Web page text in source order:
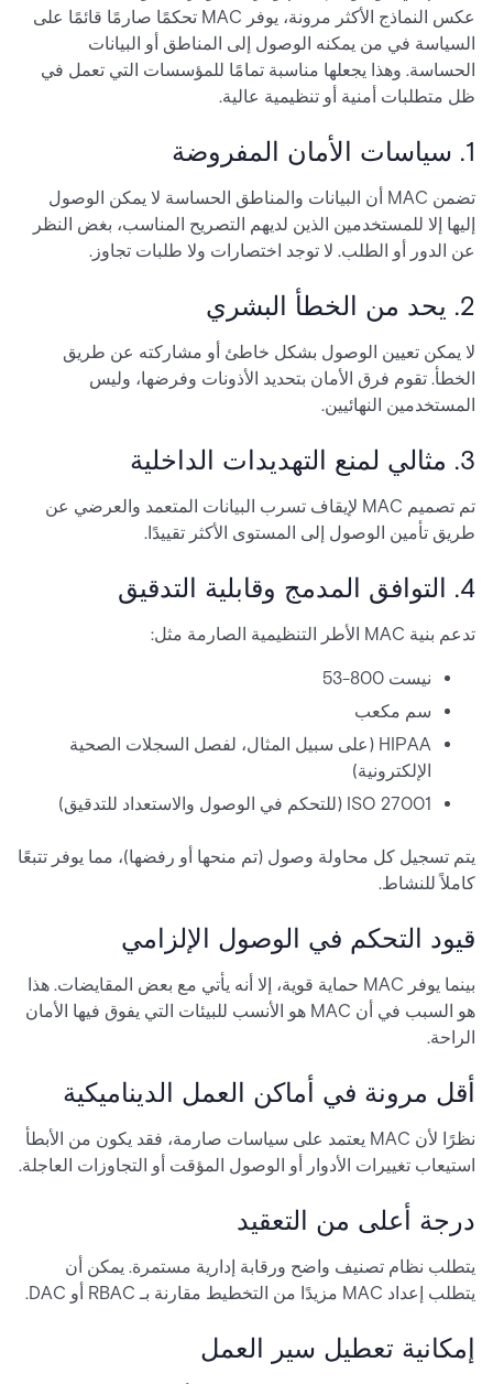
عكس النماذج الأكثر مرونة، يوفر MAC تحكمًا صارمًا قائمًا على
السياسة في من يمكنه الوصول إلى المناطق أو البيانات
الحساسة. وهذا يجعلها مناسبة تمامًا للمؤسسات التي تعمل في
ظل متطلبات أمنية أو تنظيمية عالية.
1. سياسات الأمان المفروضة
تضمن MAC أن البيانات والمناطق الحساسة لا يمكن الوصول
إليها إلا للمستخدمين الذين لديهم التصريح المناسب، بغض النظر
عن الدور أو الطلب. لا توجد اختصارات ولا طلبات تجاوز.
2. يحد من الخطأ البشري
لا يمكن تعيين الوصول بشكل خاطئ أو مشاركته عن طريق
الخطأ. تقوم فرق الأمان بتحديد الأذونات وفرضها، وليس
المستخدمين النهائيين.
3. مثالي لمنع التهديدات الداخلية
تم تصميم MAC لإيقاف تسرب البيانات المتعمد والعرضي عن
طريق تأمين الوصول إلى المستوى الأكثر تقييدًا.
4. التوافق المدمج وقابلية التدقيق
تدعم بنية MAC الأطر التنظيمية الصارمة مثل:
نيست 800-53
سم مكعب
HIPAA (على سبيل المثال، لفصل السجلات الصحية
الإلكترونية)
ISO 27001 (للتحكم في الوصول والاستعداد للتدقيق)
يتم تسجيل كل محاولة وصول (تم منحها أو رفضها)، مما يوفر تتبعًا
كاملاً للنشاط.
قيود التحكم في الوصول الإلزامي
بينما يوفر MAC حماية قوية، إلا أنه يأتي مع بعض المقايضات. هذا
هو السبب في أن MAC هو الأنسب للبيئات التي يفوق فيها الأمان
الراحة.
أقل مرونة في أماكن العمل الديناميكية
نظرًا لأن MAC يعتمد على سياسات صارمة، فقد يكون من الأبطأ
استيعاب تغييرات الأدوار أو الوصول المؤقت أو التجاوزات العاجلة.
درجة أعلى من التعقيد
يتطلب نظام تصنيف واضح ورقابة إدارية مستمرة. يمكن أن
يتطلب إعداد MAC مزيدًا من التخطيط مقارنة بـ RBAC أو DAC.
إمكانية تعطيل سير العمل